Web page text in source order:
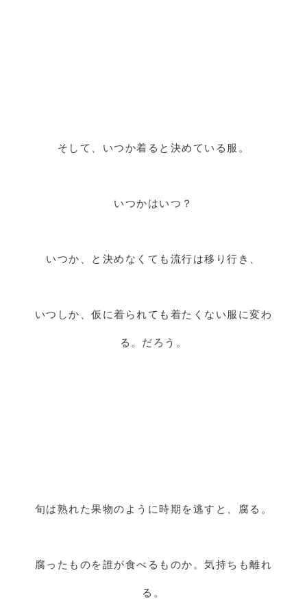
そして、いつか着ると決めている服。
いつかはいつ？
いつか、と決めなくても流行は移り行き、
いつしか、仮に着られても着たくない服に変わ
る。だろう。
旬は熟れた果物のように時期を逃すと、腐る。
腐ったものを誰が食べるものか。気持ちも離れ
る。